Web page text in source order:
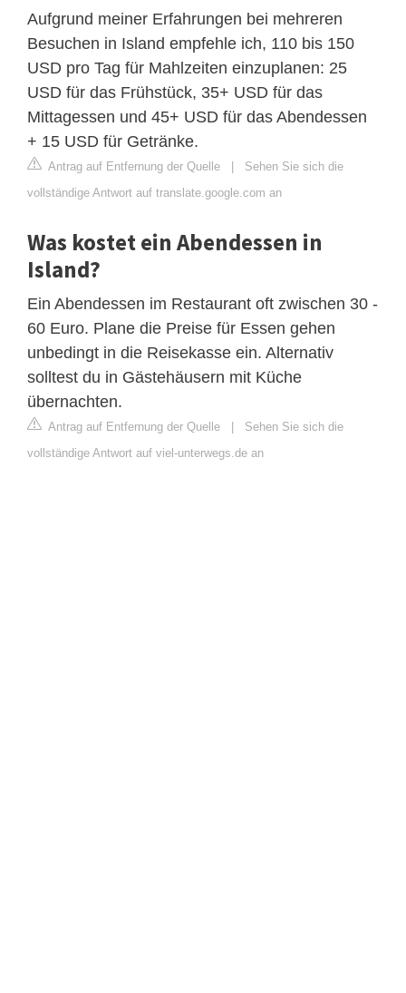
Aufgrund meiner Erfahrungen bei mehreren
Besuchen in Island empfehle ich, 110 bis 150
USD pro Tag für Mahlzeiten einzuplanen: 25
USD für das Frühstück, 35+ USD für das
Mittagessen und 45+ USD für das Abendessen
+ 15 USD für Getränke.
Antrag auf Entfernung der Quelle | Sehen Sie sich die
vollständige Antwort auf translate.google.com an
Was kostet ein Abendessen in
Island?
Ein Abendessen im Restaurant oft zwischen 30 -
60 Euro. Plane die Preise für Essen gehen
unbedingt in die Reisekasse ein. Alternativ
solltest du in Gästehäusern mit Küche
übernachten.
Antrag auf Entfernung der Quelle | Sehen Sie sich die
vollständige Antwort auf viel-unterwegs.de an